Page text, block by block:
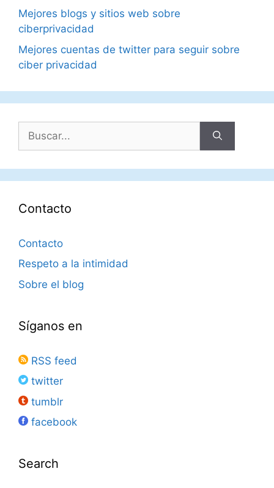
Mejores blogs y sitios web sobre
ciberprivacidad
Mejores cuentas de twitter para seguir sobre
ciber privacidad
Contacto
Contacto
Respeto a la intimidad
Sobre el blog
Síganos en
RSS feed
twitter
tumblr
facebook
Search